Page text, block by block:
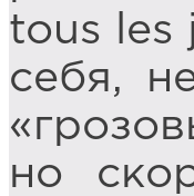
tous les
себя,
но